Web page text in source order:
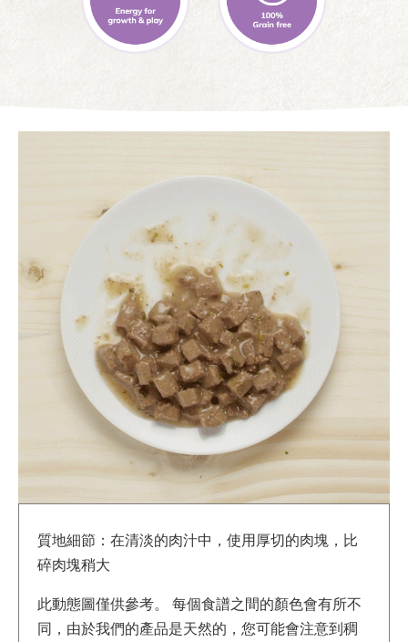
質地細節：在清淡的肉汁中，使用厚切的肉塊，比
碎肉塊稍大
此動態圖僅供參考。 每個食譜之間的顏色會有所不
同，由於我們的產品是天然的，您可能會注意到稠